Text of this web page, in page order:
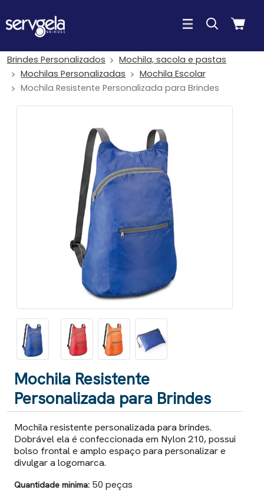
Brindes Personalizados
Mochila, sacola e pastas
Mochilas Personalizadas
Mochila Escolar
Mochila Resistente Personalizada para Brindes
Mochila Resistente
Personalizada para Brindes
Mochila resistente personalizada para brindes.
Dobrável ela é confeccionada em Nylon 210, possui
bolso frontal e amplo espaço para personalizar e
divulgar a logomarca.
Quantidade minima: 50 peças